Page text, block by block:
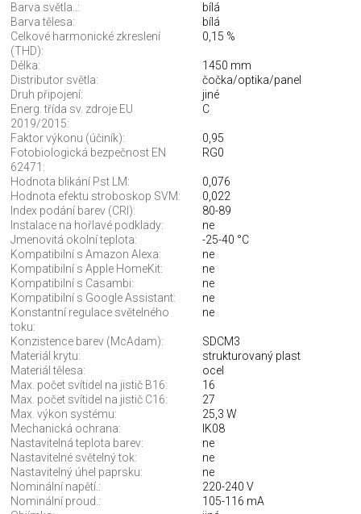
Barva světla..:
bílá
Barva tělesa:
bílá
Celkové harmonické zkreslení
(THD):
0,15 %
Délka:
1450 mm
Distributor světla:
čočka/optika/panel
Druh připojení:
jiné
Energ. třída sv. zdroje EU
2019/2015:
C
Faktor výkonu (účiník):
0,95
Fotobiologická bezpečnost EN
62471:
RG0
Hodnota blikání Pst LM:
0,076
Hodnota efektu stroboskop SVM:
0,022
Index podání barev (CRI):
80-89
Instalace na hořlavé podklady:
ne
Jmenovitá okolní teplota:
-25-40 °C
Kompatibilní s Amazon Alexa:
ne
Kompatibilní s Apple HomeKit:
ne
Kompatibilní s Casambi:
ne
Kompatibilní s Google Assistant:
ne
Konstantní regulace světelného
toku:
ne
Konzistence barev (McAdam):
SDCM3
Materiál krytu:
strukturovaný plast
Materiál tělesa:
ocel
Max. počet svítidel na jistič B16:
16
Max. počet svítidel na jistič C16:
27
Max. výkon systému:
25,3 W
Mechanická ochrana:
IK08
Nastavitelná teplota barev:
ne
Nastavitelné světelný tok:
ne
Nastavitelný úhel paprsku:
ne
Nominální napětí.:
220-240 V
Nominální proud.:
105-116 mA